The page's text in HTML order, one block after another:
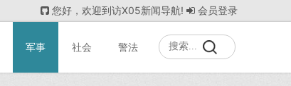
您好，欢迎到访X05新闻导航! 会员登录
军事 社会 警法